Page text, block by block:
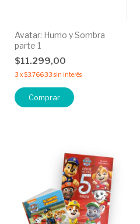
Avatar: Humo y Sombra
parte 1
$11.299,00
3 x$3.766,33 sin interés